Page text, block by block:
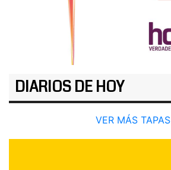
DIARIOS DE HOY
VER MÁS TAPAS